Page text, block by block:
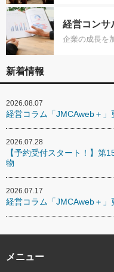
経営コンサ
企業の成長を
新着情報
2026.08.07
経営コラム「JMCAweb＋」
2026.07.28
【予約受付スタート！】第
物
2026.07.17
経営コラム「JMCAweb＋」
メニュー